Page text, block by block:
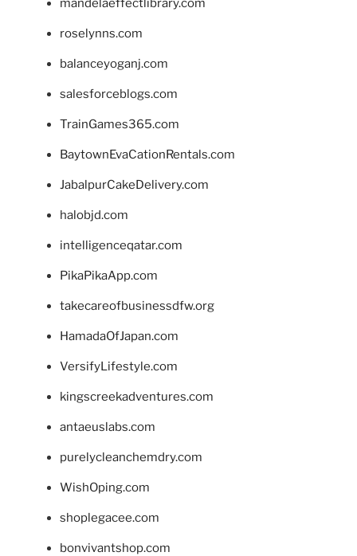
mandelaeffectlibrary.com
roselynns.com
balanceyoganj.com
salesforceblogs.com
TrainGames365.com
BaytownEvaCationRentals.com
JabalpurCakeDelivery.com
halobjd.com
intelligenceqatar.com
PikaPikaApp.com
takecareofbusinessdfw.org
HamadaOfJapan.com
VersifyLifestyle.com
kingscreekadventures.com
antaeuslabs.com
purelycleanchemdry.com
WishOping.com
shoplegacee.com
bonvivantshop.com